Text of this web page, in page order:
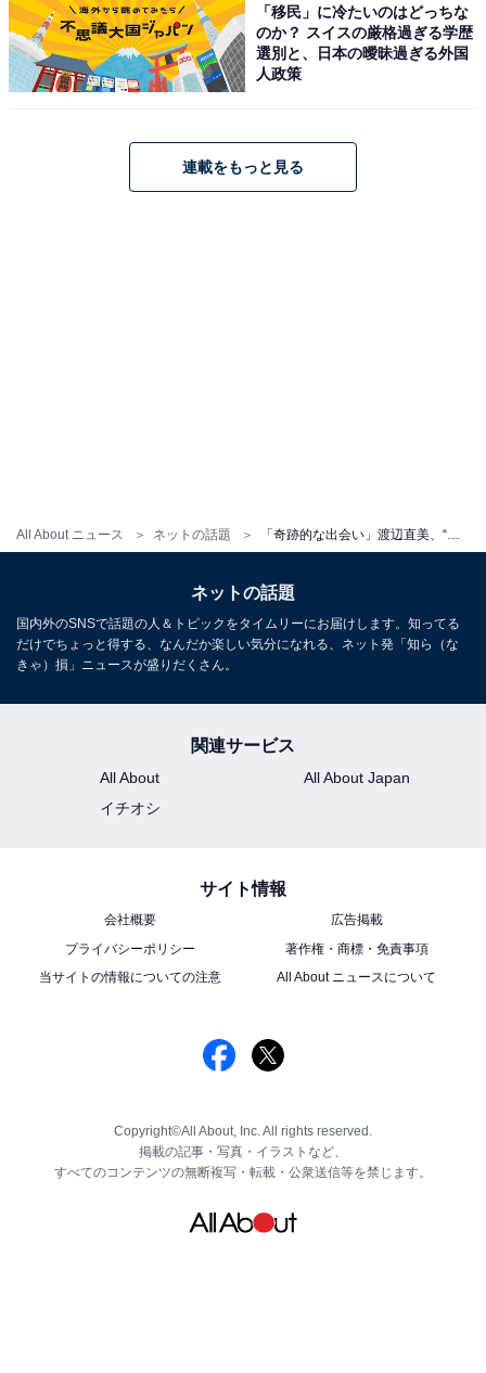
All About ニュース ネットの話題 「奇跡的な出会い」渡辺直美、“伝説のギャル”パリス・ヒルトンとツーショット！ 「腰に手回してる」
「移民」に冷たいのはどっちな
のか？ スイスの厳格過ぎる学歴
選別と、日本の曖昧過ぎる外国
人政策
連載をもっと見る
ネットの話題
国内外のSNSで話題の人＆トピックをタイムリーにお届けします。知ってる
だけでちょっと得する、なんだか楽しい気分になれる、ネット発「知ら（な
きゃ）損」ニュースが盛りだくさん。
関連サービス
All About
All About Japan
イチオシ
サイト情報
会社概要
広告掲載
プライバシーポリシー
著作権・商標・免責事項
当サイトの情報についての注意
All About ニュースについて
Copyright©All About, Inc. All rights reserved.
掲載の記事・写真・イラストなど、
すべてのコンテンツの無断複写・転載・公衆送信等を禁じます。